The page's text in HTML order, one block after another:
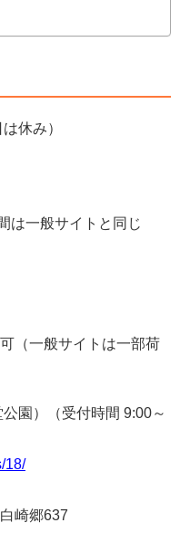
休み）
は一般サイトと同じ
（一般サイトは一部荷
園）（受付時間 9:00～
18/
崎郷637